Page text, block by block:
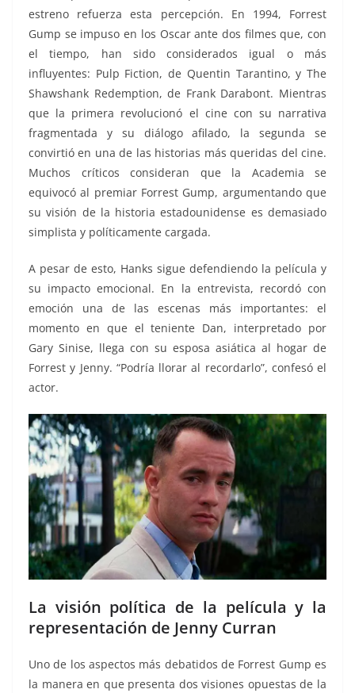
estreno refuerza esta percepción. En 1994, Forrest
Gump se impuso en los Oscar ante dos filmes que, con
el tiempo, han sido considerados igual o más
influyentes: Pulp Fiction, de Quentin Tarantino, y The
Shawshank Redemption, de Frank Darabont. Mientras
que la primera revolucionó el cine con su narrativa
fragmentada y su diálogo afilado, la segunda se
convirtió en una de las historias más queridas del cine.
Muchos críticos consideran que la Academia se
equivocó al premiar Forrest Gump, argumentando que
su visión de la historia estadounidense es demasiado
simplista y políticamente cargada.
A pesar de esto, Hanks sigue defendiendo la película y
su impacto emocional. En la entrevista, recordó con
emoción una de las escenas más importantes: el
momento en que el teniente Dan, interpretado por
Gary Sinise, llega con su esposa asiática al hogar de
Forrest y Jenny. “Podría llorar al recordarlo”, confesó el
actor.
La visión política de la película y la
representación de Jenny Curran
Uno de los aspectos más debatidos de Forrest Gump es
la manera en que presenta dos visiones opuestas de la